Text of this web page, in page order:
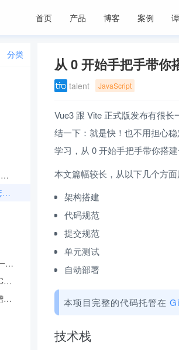
首页 产品 博客 案例
分类
Windi CSS - Tailwind CSS 的上位替代
从 0 开始手把手带你搭建一套规范的 Vue3.x 工程化项目
CSS Grid 网格布局教程（阮一峰）
8则未必知道且超级实用的纯CSS布局排版技巧 | 网易4年实践
2020年前端必读精选文章【赠复习导图】
talent
JavaScript
Vue3 跟 Vite 正式版发布有很
结一下：就是快！也不用担心
学习，从 0 开始手把手带你搭
本文篇幅较长，从以下几个方面
架构搭建
代码规范
提交规范
单元测试
自动部署
本项目完整的代码托管在
技术栈